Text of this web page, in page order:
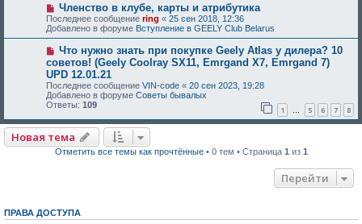
Членство в клубе, карты и атрибутика
Последнее сообщение ring « 25 сен 2018, 12:36
Добавлено в форуме Вступление в GEELY Club Belarus
Что нужно знать при покупке Geely Atlas у дилера? 10
советов! (Geely Coolray SX11, Emrgand X7, Emrgand 7)
UPD 12.01.21
Последнее сообщение VIN-code « 20 сен 2023, 19:28
Добавлено в форуме Советы бывалых
Ответы: 109 1 … 5 6 7 8
Новая тема
Отметить все темы как прочтённые• 0 тем • Страница 1 из 1
Перейти
ПРАВА ДОСТУПА